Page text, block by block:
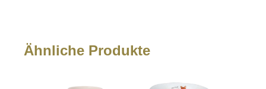
Ähnliche Produkte